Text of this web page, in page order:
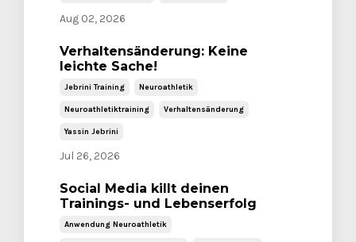
Aug 02, 2026
Verhaltensänderung: Keine
leichte Sache!
Jebrini Training Neuroathletik
Neuroathletiktraining Verhaltensänderung
Yassin Jebrini
Jul 26, 2026
Social Media killt deinen
Trainings- und Lebenserfolg
Anwendung Neuroathletik